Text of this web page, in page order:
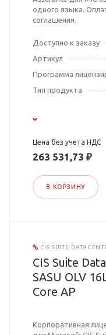
одного языка.
соглашения.
Доступно к заказу
Артикул
Программа
Тип продукта
Цена без учета НДС
263 531,73 ₽
В КОРЗИНУ
CIS SUITE
CIS Suite
SASU OLV
Core AP
Корпоративная